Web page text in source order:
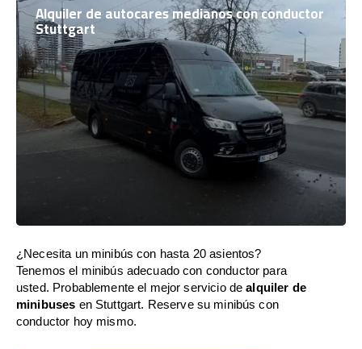
Alquiler de autocares medianos con conductor
Stuttgart
¿Necesita un minibús con hasta 20 asientos?
Tenemos el minibús adecuado con conductor para
usted. Probablemente el mejor servicio dealquiler de
minibuses en Stuttgart. Reserve su minibús con
conductor hoy mismo.